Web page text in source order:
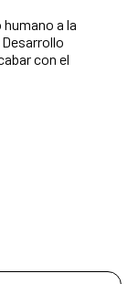
a la
con el